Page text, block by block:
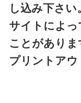
し込み下さい
サイトによ
ことがありま
プリントアウ